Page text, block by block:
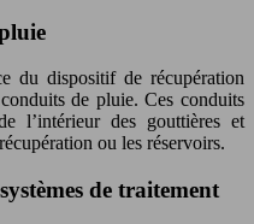
du dispositif de récupération
de pluie. Ces conduits
l’intérieur des gouttières et
ou les réservoirs.
de traitement